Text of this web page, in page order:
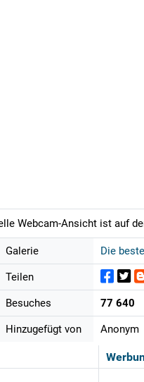
Webcam-Ansicht ist auf
Galerie Die
Teilen
Besuches 77 640
Hinzugefügt von Anonym